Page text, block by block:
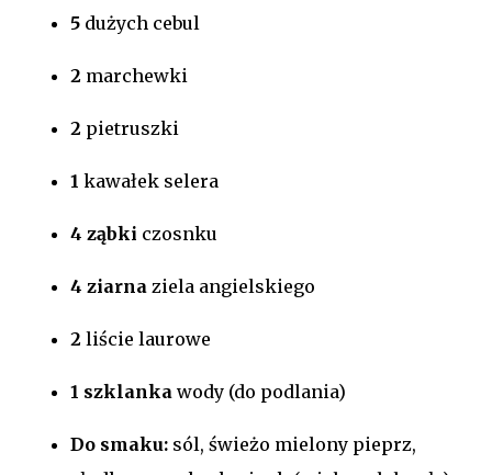
5 dużych cebul
2 marchewki
2 pietruszki
1 kawałek selera
4 ząbki czosnku
4 ziarna ziela angielskiego
2 liście laurowe
1 szklanka wody (do podlania)
Do smaku: sól, świeżo mielony pieprz,